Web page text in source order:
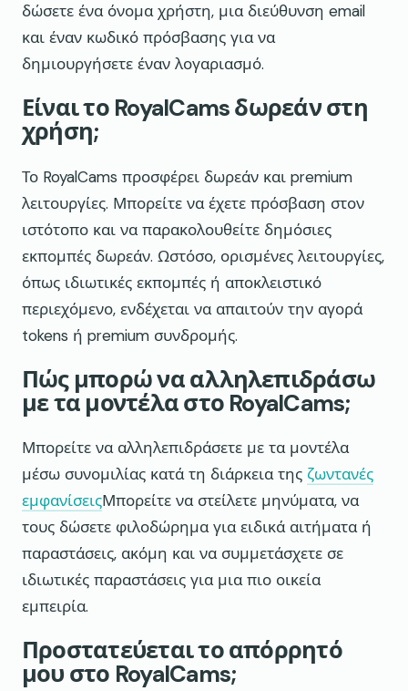
δώσετε ένα όνομα χρήστη, μια διεύθυνση email
και έναν κωδικό πρόσβασης για να
δημιουργήσετε έναν λογαριασμό.
Είναι το RoyalCams δωρεάν στη
χρήση;
Το RoyalCams προσφέρει δωρεάν και premium
λειτουργίες. Μπορείτε να έχετε πρόσβαση στον
ιστότοπο και να παρακολουθείτε δημόσιες
εκπομπές δωρεάν. Ωστόσο, ορισμένες λειτουργίες,
όπως ιδιωτικές εκπομπές ή αποκλειστικό
περιεχόμενο, ενδέχεται να απαιτούν την αγορά
tokens ή premium συνδρομής.
Πώς μπορώ να αλληλεπιδράσω
με τα μοντέλα στο RoyalCams;
Μπορείτε να αλληλεπιδράσετε με τα μοντέλα
μέσω συνομιλίας κατά τη διάρκεια της ζωντανές
εμφανίσειςΜπορείτε να στείλετε μηνύματα, να
τους δώσετε φιλοδώρημα για ειδικά αιτήματα ή
παραστάσεις, ακόμη και να συμμετάσχετε σε
ιδιωτικές παραστάσεις για μια πιο οικεία
εμπειρία.
Προστατεύεται το απόρρητό
μου στο RoyalCams;